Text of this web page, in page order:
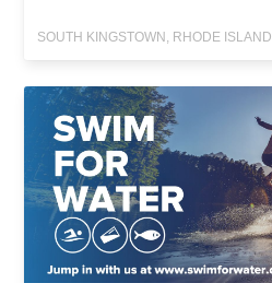
SOUTH KINGSTOWN, RHODE ISLAND